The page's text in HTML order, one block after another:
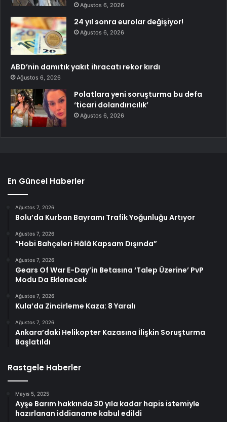
Ağustos 6, 2026
24 yıl sonra eurolar değişiyor!
Ağustos 6, 2026
ABD’nin damıtık yakıt ihracatı rekor kırdı
Ağustos 6, 2026
Polatlara yeni soruşturma bu defa
‘ticari dolandırıcılık’
Ağustos 6, 2026
En Güncel Haberler
Ağustos 7, 2026
Bolu’da Kurban Bayramı Trafik Yoğunluğu Artıyor
Ağustos 7, 2026
“Hobi Bahçeleri Hâlâ Kapsam Dışında”
Ağustos 7, 2026
Gears Of War E-Day’in Betasına ‘Talep Üzerine’ PvP
Modu Da Eklenecek
Ağustos 7, 2026
Kula’da Zincirleme Kaza: 8 Yaralı
Ağustos 7, 2026
Ankara’daki Helikopter Kazasına İlişkin Soruşturma
Başlatıldı
Rastgele Haberler
Mayıs 5, 2025
Ayşe Barım hakkında 30 yıla kadar hapis istemiyle
hazırlanan iddianame kabul edildi